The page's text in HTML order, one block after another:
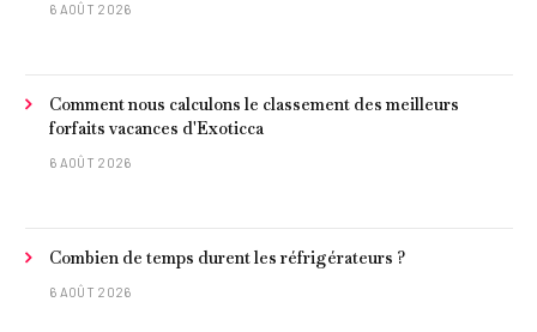
6 AOÛT 2026
Comment nous calculons le classement des meilleurs
forfaits vacances d'Exoticca
6 AOÛT 2026
Combien de temps durent les réfrigérateurs ?
6 AOÛT 2026